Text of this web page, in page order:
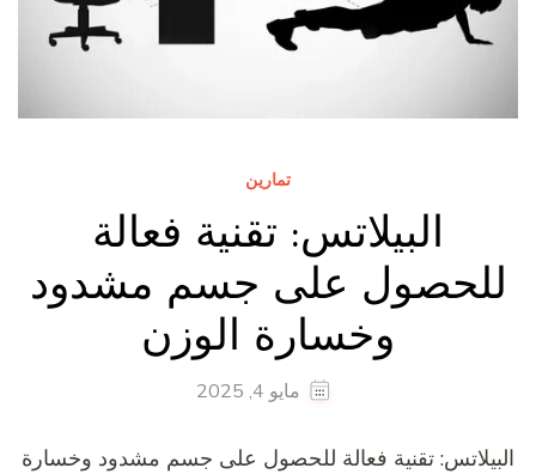
تمارين
البيلاتس: تقنية فعالة
للحصول على جسم مشدود
وخسارة الوزن
مايو 4, 2025
البيلاتس: تقنية فعالة للحصول على جسم مشدود وخسارة